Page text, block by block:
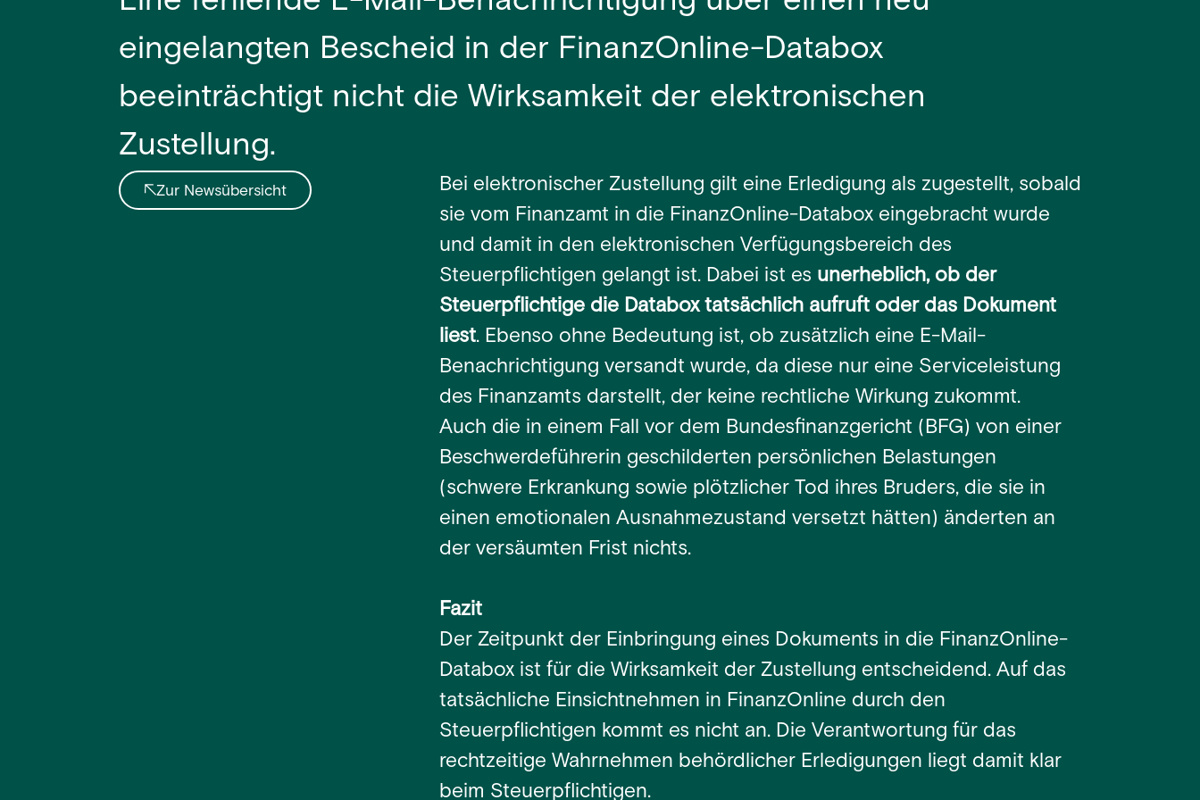
eingelangten Bescheid in der FinanzOnline-Databox
beeinträchtigt nicht die Wirksamkeit der elektronischen
Zustellung.
Zur Newsübersicht
Bei elektronischer Zustellung gilt eine Erledigung als zugestellt, sobald
sie vom Finanzamt in die FinanzOnline-Databox eingebracht wurde
und damit in den elektronischen Verfügungsbereich des
Steuerpflichtigen gelangt ist. Dabei ist es unerheblich, ob der
Steuerpflichtige die Databox tatsächlich aufruft oder das Dokument
liest. Ebenso ohne Bedeutung ist, ob zusätzlich eine E-Mail-
Benachrichtigung versandt wurde, da diese nur eine Serviceleistung
des Finanzamts darstellt, der keine rechtliche Wirkung zukommt.
Auch die in einem Fall vor dem Bundesfinanzgericht (BFG) von einer
Beschwerdeführerin geschilderten persönlichen Belastungen
(schwere Erkrankung sowie plötzlicher Tod ihres Bruders, die sie in
einen emotionalen Ausnahmezustand versetzt hätten) änderten an
der versäumten Frist nichts.
Fazit
Der Zeitpunkt der Einbringung eines Dokuments in die FinanzOnline-
Databox ist für die Wirksamkeit der Zustellung entscheidend. Auf das
tatsächliche Einsichtnehmen in FinanzOnline durch den
Steuerpflichtigen kommt es nicht an. Die Verantwortung für das
rechtzeitige Wahrnehmen behördlicher Erledigungen liegt damit klar
beim Steuerpflichtigen.